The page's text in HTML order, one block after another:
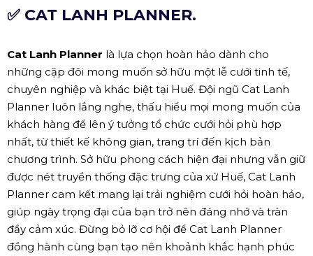
✅ CAT LANH PLANNER.
Cat Lanh Planner là lựa chọn hoàn hảo dành cho
những cặp đôi mong muốn sở hữu một lễ cưới tinh tế,
chuyên nghiệp và khác biệt tại Huế. Đội ngũ Cat Lanh
Planner luôn lắng nghe, thấu hiểu mọi mong muốn của
khách hàng để lên ý tưởng tổ chức cưới hỏi phù hợp
nhất, từ thiết kế không gian, trang trí đến kịch bản
chương trình. Sở hữu phong cách hiện đại nhưng vẫn giữ
được nét truyền thống đặc trưng của xứ Huế, Cat Lanh
Planner cam kết mang lại trải nghiệm cưới hỏi hoàn hảo,
giúp ngày trọng đại của bạn trở nên đáng nhớ và tràn
đầy cảm xúc. Đừng bỏ lỡ cơ hội để Cat Lanh Planner
đồng hành cùng bạn tạo nên khoảnh khắc hạnh phúc